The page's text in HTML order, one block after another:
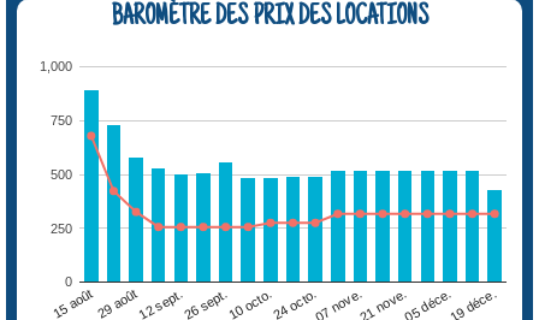
BAROMÈTRE DES PRIX DES LOCATIONS
15 août29 août12 sept.26 sept.10 octo.24 octo.07 nove.21 nove.05 déce.19 déce.
0
250
500
750
1,000